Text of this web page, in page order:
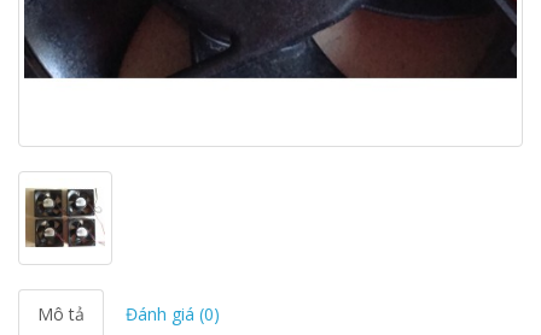
Mô tả Đánh giá (0)